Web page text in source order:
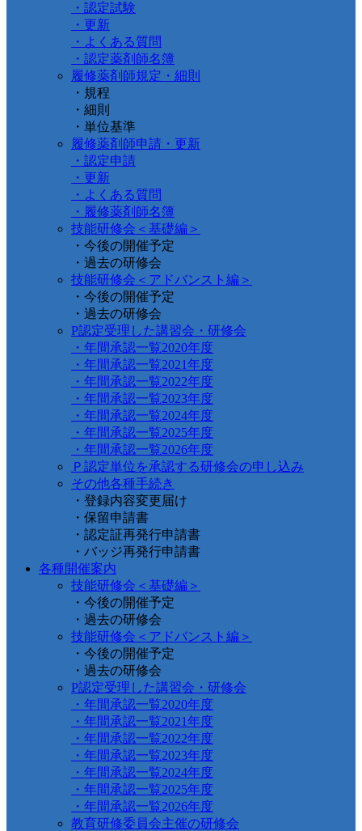
・認定試験
・更新
・よくある質問
・認定薬剤師名簿
履修薬剤師規定・細則
・規程
・細則
・単位基準
履修薬剤師申請・更新
・認定申請
・更新
・よくある質問
・履修薬剤師名簿
技能研修会＜基礎編＞
・今後の開催予定
・過去の研修会
技能研修会＜アドバンスト編＞
・今後の開催予定
・過去の研修会
P認定受理した講習会・研修会
・年間承認一覧2020年度
・年間承認一覧2021年度
・年間承認一覧2022年度
・年間承認一覧2023年度
・年間承認一覧2024年度
・年間承認一覧2025年度
・年間承認一覧2026年度
Ｐ認定単位を承認する研修会の申し込み
その他各種手続き
・登録内容変更届け
・保留申請書
・認定証再発行申請書
・バッジ再発行申請書
各種開催案内
技能研修会＜基礎編＞
・今後の開催予定
・過去の研修会
技能研修会＜アドバンスト編＞
・今後の開催予定
・過去の研修会
P認定受理した講習会・研修会
・年間承認一覧2020年度
・年間承認一覧2021年度
・年間承認一覧2022年度
・年間承認一覧2023年度
・年間承認一覧2024年度
・年間承認一覧2025年度
・年間承認一覧2026年度
教育研修委員会主催の研修会